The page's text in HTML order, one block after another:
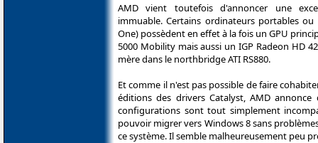
AMD vient toutefois d'annoncer une
immuable. Certains ordinateurs portables
One) possèdent en effet à la fois un GPU
5000 Mobility mais aussi un IGP Radeon HD
mère dans le northbridge ATI RS880.
Et comme il n'est pas possible de faire
éditions des drivers Catalyst, AMD
configurations sont tout simplement
pouvoir migrer vers Windows 8 sans
ce système. Il semble malheureusement peu